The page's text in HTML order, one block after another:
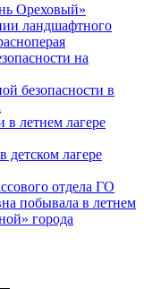
Ореховый»
ландшафтного
на
безопасности в
в летнем лагере
детском лагере
отдела ГО
побывала в летнем
города